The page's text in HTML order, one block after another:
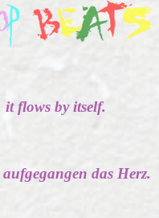
flows by itself.
das Herz.